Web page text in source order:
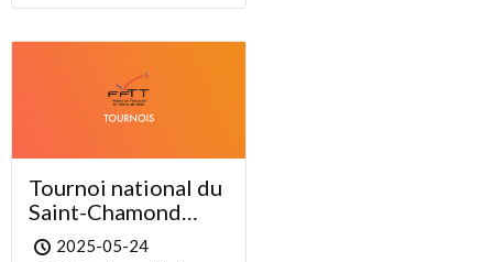
Tournoi national du
Saint-Chamond
Tennis de Table
2025-05-24